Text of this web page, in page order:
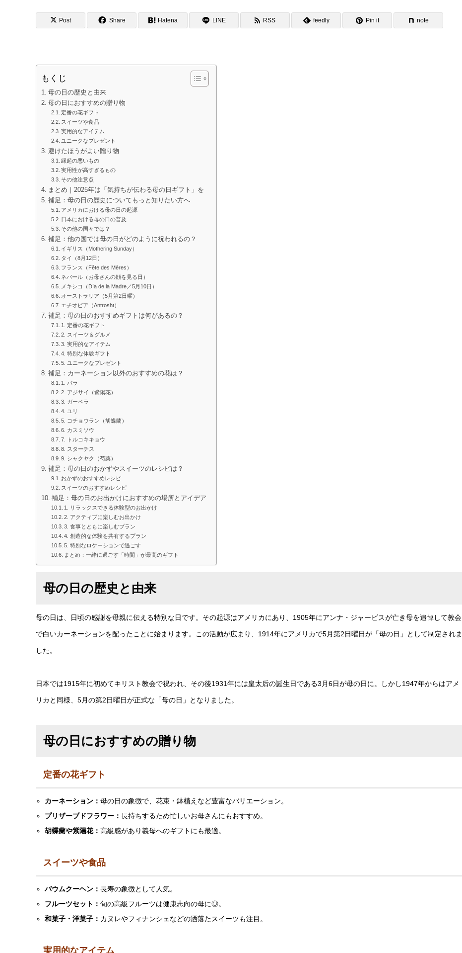
Post Share Hatena LINE RSS feedly Pin it note
もくじ
母の日の歴史と由来
母の日におすすめの贈り物
定番の花ギフト
スイーツや食品
実用的なアイテム
ユニークなプレゼント
避けたほうがよい贈り物
縁起の悪いもの
実用性が高すぎるもの
その他注意点
まとめ｜2025年は「気持ちが伝わる母の日ギフト」を
補足：母の日の歴史についてもっと知りたい方へ
アメリカにおける母の日の起源
日本における母の日の普及
その他の国々では？
補足：他の国では母の日がどのように祝われるの？
イギリス（Mothering Sunday）
タイ（8月12日）
フランス（Fête des Mères）
ネパール（お母さんの顔を見る日）
メキシコ（Día de la Madre／5月10日）
オーストラリア（5月第2日曜）
エチオピア（Antrosht）
補足：母の日のおすすめギフトは何があるの？
1. 定番の花ギフト
2. スイーツ＆グルメ
3. 実用的なアイテム
4. 特別な体験ギフト
5. ユニークなプレゼント
補足：カーネーション以外のおすすめの花は？
1. バラ
2. アジサイ（紫陽花）
3. ガーベラ
4. ユリ
5. コチョウラン（胡蝶蘭）
6. カスミソウ
7. トルコキキョウ
8. スターチス
9. シャクヤク（芍薬）
補足：母の日のおかずやスイーツのレシピは？
おかずのおすすめレシピ
スイーツのおすすめレシピ
補足：母の日のお出かけにおすすめの場所とアイデア
1. リラックスできる体験型のお出かけ
2. アクティブに楽しむお出かけ
3. 食事とともに楽しむプラン
4. 創造的な体験を共有するプラン
5. 特別なロケーションで過ごす
まとめ：一緒に過ごす「時間」が最高のギフト
母の日の歴史と由来
母の日は、日頃の感謝を母親に伝える特別な日です。その起源はアメリカにあり、1905年にアンナ・ジャービスが亡き母を追悼して教会
で白いカーネーションを配ったことに始まります。この活動が広まり、1914年にアメリカで5月第2日曜日が「母の日」として制定されま
した。
日本では1915年に初めてキリスト教会で祝われ、その後1931年には皇太后の誕生日である3月6日が母の日に。しかし1947年からはアメ
リカと同様、5月の第2日曜日が正式な「母の日」となりました。
母の日におすすめの贈り物
定番の花ギフト
カーネーション：母の日の象徴で、花束・鉢植えなど豊富なバリエーション。
プリザーブドフラワー：長持ちするため忙しいお母さんにもおすすめ。
胡蝶蘭や紫陽花：高級感があり義母へのギフトにも最適。
スイーツや食品
バウムクーヘン：長寿の象徴として人気。
フルーツセット：旬の高級フルーツは健康志向の母に◎。
和菓子・洋菓子： カヌレやフィナンシェなどの洒落たスイーツも注目。
実用的なアイテム